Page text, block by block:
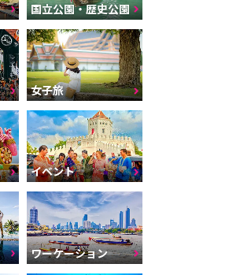
国立公園・歴史公園
女子旅
イベント
ワーケーション